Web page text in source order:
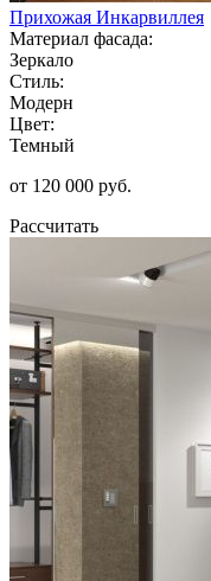
Прихожая Инкарвиллея
Материал фасада:
Зеркало
Стиль:
Модерн
Цвет:
Темный
от 120 000 руб.
Рассчитать